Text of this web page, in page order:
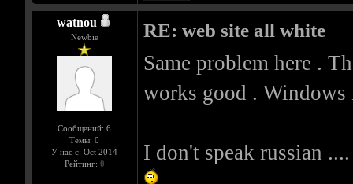
watnou
Newbie
Сообщений: 6
Темы: 0
У нас с: Oct 2014
Рейтинг: 0
RE: web site all white
Same problem here .
works good . Windows
I don't speak russian ....